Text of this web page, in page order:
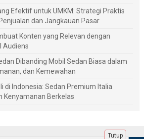
Efektif untuk UMKM: Strategi Praktis
dan Jangkauan Pasar
Konten yang Relevan dengan
Audiens
Dibanding Mobil Sedan Biasa dalam
dan Kemewahan
di Indonesia: Sedan Premium Italia
Kenyamanan Berkelas
Tutup